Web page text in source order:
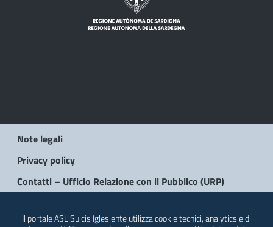
Note legali
Privacy policy
Contatti – Ufficio Relazione con il Pubblico (URP)
© 2026 Regione Autonoma della Sardegna
Il portale ASL Sulcis Iglesiente utilizza cookie tecnici, analytics e di